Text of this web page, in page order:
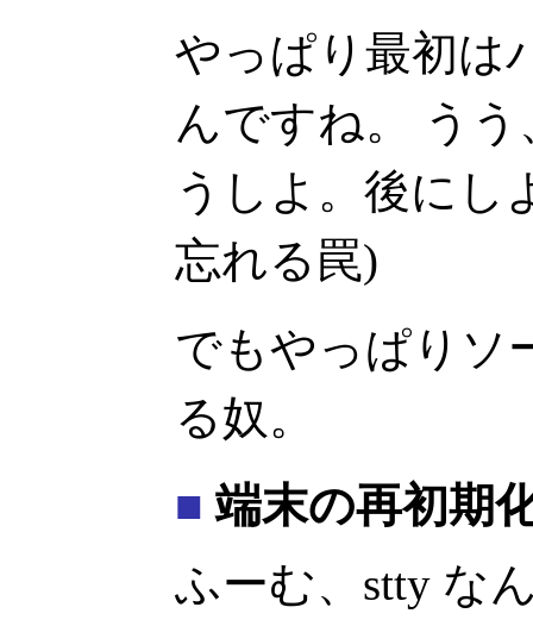
やっぱり最初は
んですね。 う
うしよ。後にし
忘れる罠)
でもやっぱりソ
る奴。
■ 端末の再初期
ふーむ、stty な